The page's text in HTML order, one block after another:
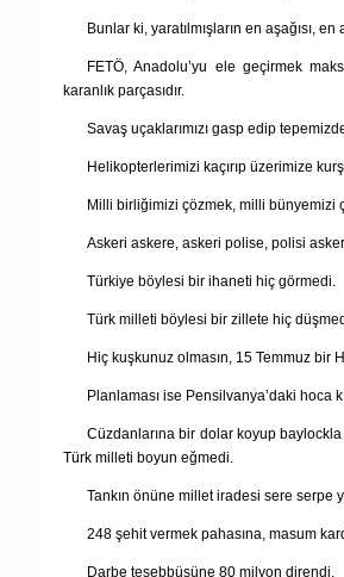
Bunlar ki, yaratılmışların en aşağısı,
FETÖ, Anadolu’yu ele geçirmek
karanlık parçasıdır.
Savaş uçaklarımızı gasp edip
Helikopterlerimizi kaçırıp üzerimize
Milli birliğimizi çözmek, milli bünyemizi
Askeri askere, askeri polise, polisi
Türkiye böylesi bir ihaneti hiç görmedi.
Türk milleti böylesi bir zillete hiç
Hiç kuşkunuz olmasın, 15 Temmuz bir
Planlaması ise Pensilvanya’daki hoca
Cüzdanlarına bir dolar koyup
Türk milleti boyun eğmedi.
Tankın önüne millet iradesi sere serpe
248 şehit vermek pahasına, masum
Darbe teşebbüsüne 80 milyon direndi.